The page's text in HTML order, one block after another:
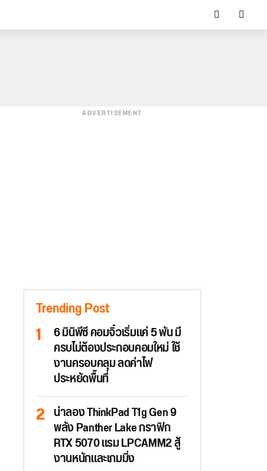
ADVERTISEMENT
Trending Post
6 มินิพีซี คอมจิ๋วเริ่มแค่ 5 พัน มี
ครบไม่ต้องประกอบคอมใหม่ ใช้
งานครอบคลุม ลดค่าไฟ
ประหยัดพื้นที่
น่าลอง ThinkPad T1g Gen 9
พลัง Panther Lake กราฟิก
RTX 5070 แรม LPCAMM2 สู้
งานหนักและเกมมิ่ง